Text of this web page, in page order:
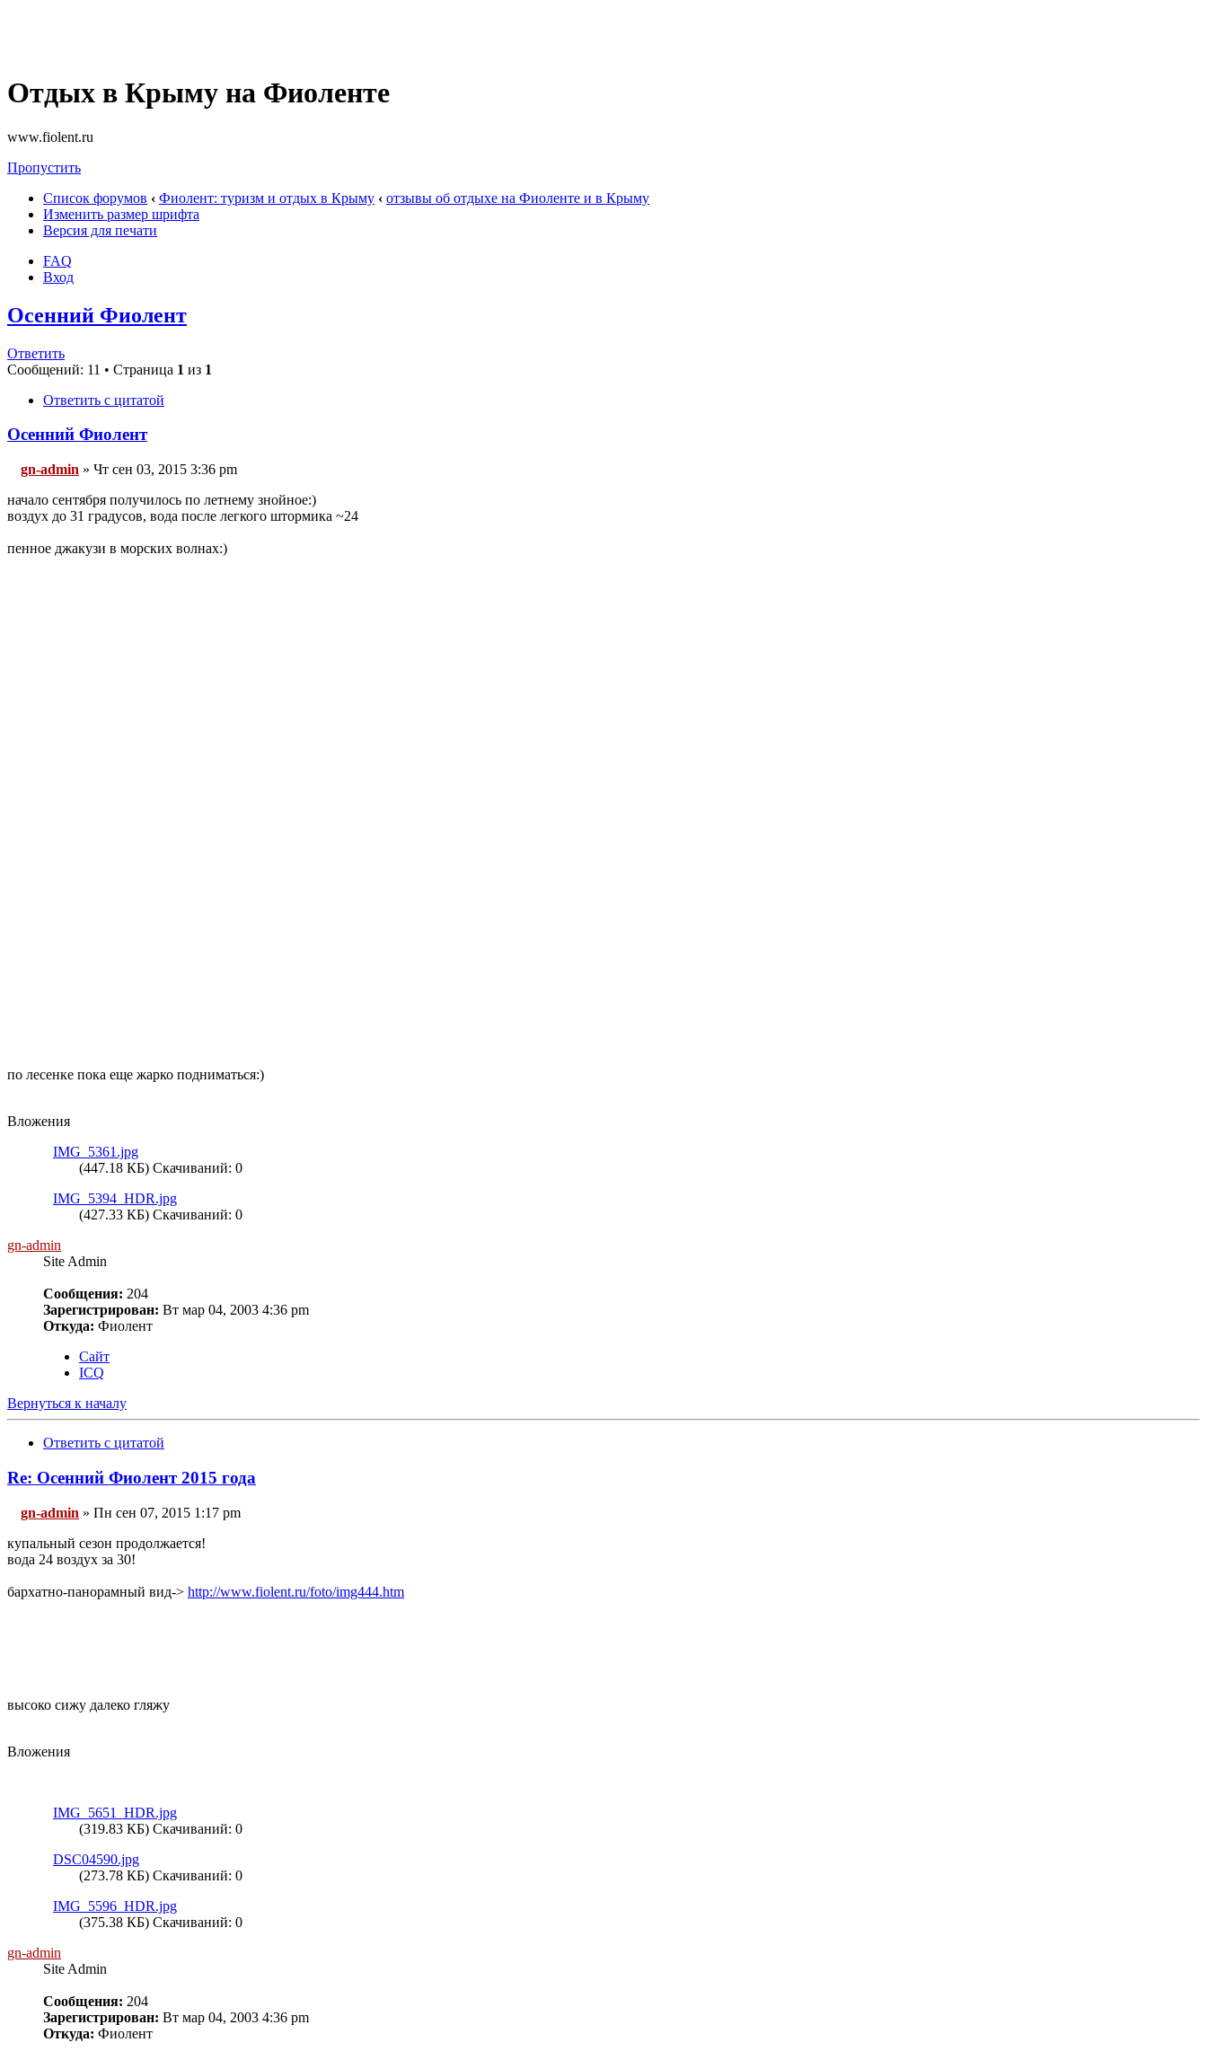
Отдых в Крыму на Фиоленте
www.fiolent.ru
Пропустить
Список форумов ‹ Фиолент: туризм и отдых в Крыму ‹ отзывы об отдыхе на Фиоленте и в Крыму
Изменить размер шрифта
Версия для печати
FAQ
Вход
Осенний Фиолент
Ответить
Сообщений: 11 • Страница 1 из 1
Ответить с цитатой
Осенний Фиолент
gn-admin » Чт сен 03, 2015 3:36 pm
начало сентября получилось по летнему знойное:)
воздух до 31 градусов, вода после легкого штормика ~24
пенное джакузи в морских волнах:)
по лесенке пока еще жарко подниматься:)
Вложения
IMG_5361.jpg
(447.18 КБ) Скачиваний: 0
IMG_5394_HDR.jpg
(427.33 КБ) Скачиваний: 0
gn-admin
Site Admin
Сообщения: 204
Зарегистрирован: Вт мар 04, 2003 4:36 pm
Откуда: Фиолент
Сайт
ICQ
Вернуться к началу
Ответить с цитатой
Re: Осенний Фиолент 2015 года
gn-admin » Пн сен 07, 2015 1:17 pm
купальный сезон продолжается!
вода 24 воздух за 30!
бархатно-панорамный вид-> http://www.fiolent.ru/foto/img444.htm
высоко сижу далеко гляжу
Вложения
IMG_5651_HDR.jpg
(319.83 КБ) Скачиваний: 0
DSC04590.jpg
(273.78 КБ) Скачиваний: 0
IMG_5596_HDR.jpg
(375.38 КБ) Скачиваний: 0
gn-admin
Site Admin
Сообщения: 204
Зарегистрирован: Вт мар 04, 2003 4:36 pm
Откуда: Фиолент